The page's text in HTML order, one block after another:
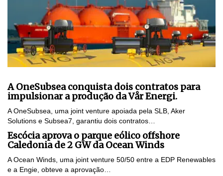
A OneSubsea conquista dois contratos para
impulsionar a produção da Vår Energi.
A OneSubsea, uma joint venture apoiada pela SLB, Aker
Solutions e Subsea7, garantiu dois contratos…
Escócia aprova o parque eólico offshore
Caledonia de 2 GW da Ocean Winds
A Ocean Winds, uma joint venture 50/50 entre a EDP Renewables
e a Engie, obteve a aprovação…